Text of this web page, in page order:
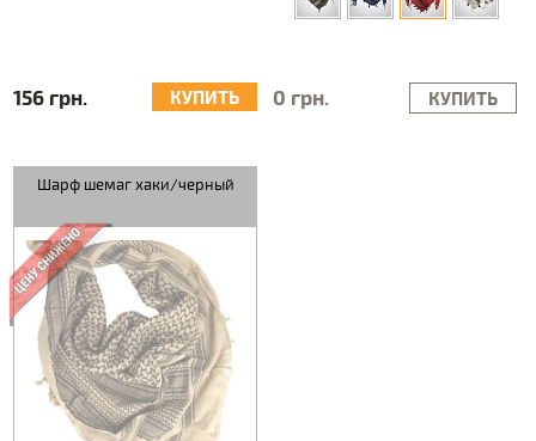
156 грн. КУПИТЬ 0 грн. КУПИТЬ
Шарф шемаг хаки/черный